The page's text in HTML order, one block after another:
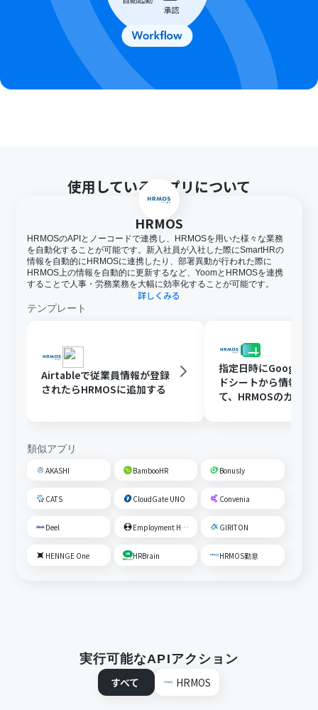
使用しているアプリについて
HRMOS
HRMOSのAPIとノーコードで連携し、HRMOSを用いた様々な業務
を自動化することが可能です。新入社員が入社した際にSmartHRの
情報を自動的にHRMOSに連携したり、部署異動が行われた際に
HRMOS上の情報を自動的に更新するなど、YoomとHRMOSを連携
することで人事・労務業務を大幅に効率化することが可能です。
詳しくみる
テンプレート
Airtableで従業員情報が登録
されたらHRMOSに追加する
指定日時にGoogle ス
ドシートから情報を
て、HRMOSのカスタ
類似アプリ
AKASHI BambooHR Bonusly
CATS CloudGate UNO Convenia
Deel Employment Hero GIRITON
HENNGE One HRBrain HRMOS勤怠
実行可能なAPIアクション
すべて
HRMOS